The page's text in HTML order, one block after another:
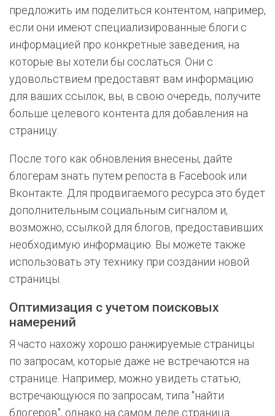
предложить им поделиться контентом, например,
если они имеют специализированные блоги с
информацией про конкретные заведения, на
которые вы хотели бы сослаться. Они с
удовольствием предоставят вам информацию
для ваших ссылок, вы, в свою очередь, получите
больше целевого контента для добавления на
страницу.
После того как обновления внесены, дайте
блогерам знать путем репоста в Facebook или
Вконтакте. Для продвигаемого ресурса это будет
дополнительным социальным сигналом и,
возможно, ссылкой для блогов, предоставивших
необходимую информацию. Вы можете также
использовать эту технику при создании новой
страницы.
Оптимизация с учетом поисковых
намерений
Я часто нахожу хорошо ранжируемые страницы
по запросам, которые даже не встречаются на
странице. Например, можно увидеть статью,
встречающуюся по запросам, типа "найти
блогеров", однако на самом деле страница